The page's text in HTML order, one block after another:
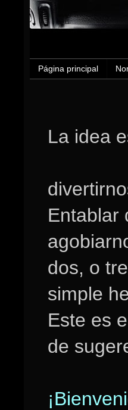
Página principal
La idea
Entablar
dos, o
simple
Este es
de